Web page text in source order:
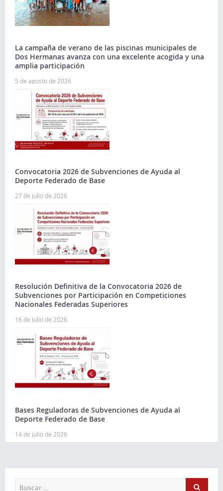
La campaña de verano de las piscinas municipales de
Dos Hermanas avanza con una excelente acogida y una
amplia participación
5 de agosto de 2026
Convocatoria 2026 de Subvenciones de Ayuda al
Deporte Federado de Base
27 de julio de 2026
Resolución Definitiva de la Convocatoria 2026 de
Subvenciones por Participación en Competiciones
Nacionales Federadas Superiores
16 de julio de 2026
Bases Reguladoras de Subvenciones de Ayuda al
Deporte Federado de Base
14 de julio de 2026